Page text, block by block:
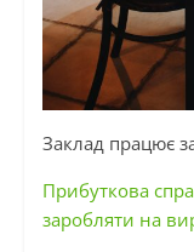
Заклад працює
Прибуткова
заробляти на